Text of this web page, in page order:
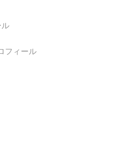
フィール